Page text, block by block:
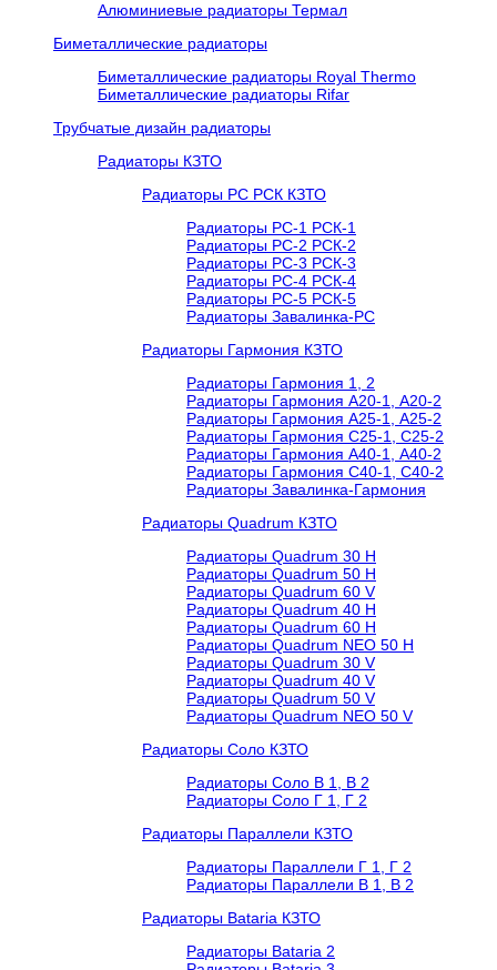
Алюминиевые радиаторы Термал
Биметаллические радиаторы
Биметаллические радиаторы Royal Thermo
Биметаллические радиаторы Rifar
Трубчатые дизайн радиаторы
Радиаторы КЗТО
Радиаторы РС РСК КЗТО
Радиаторы РС-1 РСК-1
Радиаторы РС-2 РСК-2
Радиаторы РС-3 РСК-3
Радиаторы РС-4 РСК-4
Радиаторы РС-5 РСК-5
Радиаторы Завалинка-РС
Радиаторы Гармония КЗТО
Радиаторы Гармония 1, 2
Радиаторы Гармония А20-1, А20-2
Радиаторы Гармония А25-1, А25-2
Радиаторы Гармония С25-1, С25-2
Радиаторы Гармония А40-1, А40-2
Радиаторы Гармония С40-1, С40-2
Радиаторы Завалинка-Гармония
Радиаторы Quadrum КЗТО
Радиаторы Quadrum 30 H
Радиаторы Quadrum 50 H
Радиаторы Quadrum 60 V
Радиаторы Quadrum 40 H
Радиаторы Quadrum 60 H
Радиаторы Quadrum NEO 50 H
Радиаторы Quadrum 30 V
Радиаторы Quadrum 40 V
Радиаторы Quadrum 50 V
Радиаторы Quadrum NEO 50 V
Радиаторы Соло КЗТО
Радиаторы Соло В 1, В 2
Радиаторы Соло Г 1, Г 2
Радиаторы Параллели КЗТО
Радиаторы Параллели Г 1, Г 2
Радиаторы Параллели В 1, В 2
Радиаторы Bataria КЗТО
Радиаторы Bataria 2